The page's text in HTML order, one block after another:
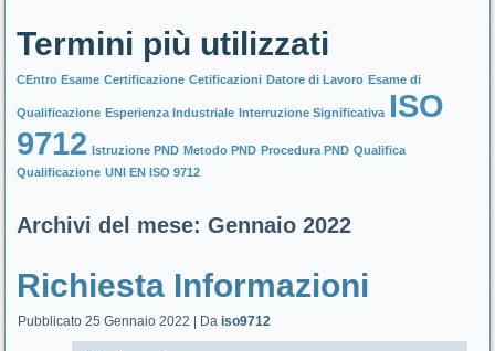
Termini più utilizzati
CEntro Esame Certificazione Cetificazioni Datore di Lavoro Esame di
Qualificazione Esperienza Industriale Interruzione Significativa ISO
9712
Istruzione PND Metodo PND Procedura PND Qualifica
Qualificazione UNI EN ISO 9712
Archivi del mese:Gennaio 2022
Richiesta Informazioni
Pubblicato 25 Gennaio 2022 Da iso9712